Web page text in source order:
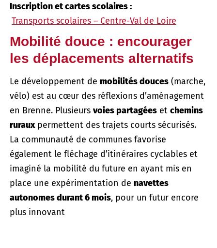
Inscription et cartes scolaires :
Transports scolaires – Centre-Val de Loire
Mobilité douce : encourager
les déplacements alternatifs
Le développement de mobilités douces (marche,
vélo) est au cœur des réflexions d’aménagement
en Brenne. Plusieurs voies partagées et chemins
rurauxpermettent des trajets courts sécurisés.
La communauté de communes favorise
également le fléchage d’itinéraires cyclables et
imaginé la mobilité du future en ayant mis en
place une expérimentation de navettes
autonomes durant 6 mois, pour un futur encore
plus innovant